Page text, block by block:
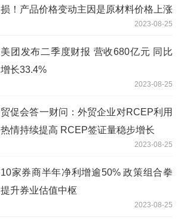
损！产品价格变动主因是原材料价格上涨
2023-08-25
美团发布二季度财报 营收680亿元 同比
增长33.4%
2023-08-25
贸促会答一财问：外贸企业对RCEP利用
热情持续提高 RCEP签证量稳步增长
2023-08-25
10家券商半年净利增逾50% 政策组合拳
提升券业估值中枢
2023-08-25